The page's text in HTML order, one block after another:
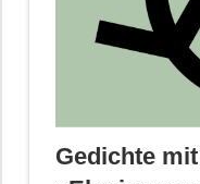
Gedichte